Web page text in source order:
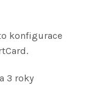
konfigurace
3 roky